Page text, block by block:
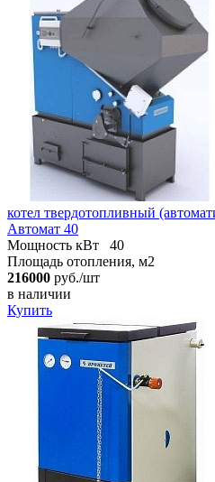
котел твердотопливный
Автомат 40
Мощность кВт
40
Площадь отопления, м2
216000 руб./шт
в наличии
Купить